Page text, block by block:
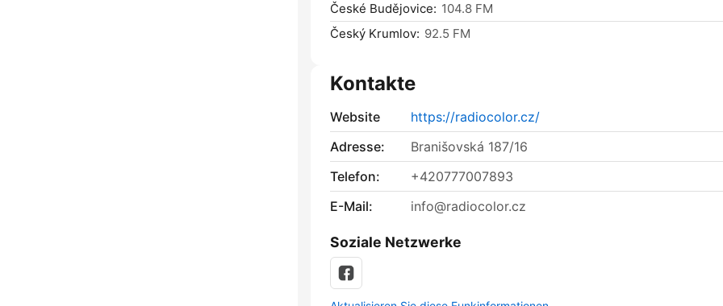
České Budějovice: 104.8 FM
Český Krumlov: 92.5 FM
Kontakte
Website
https://radiocolor.cz/
Adresse:
Branišovská 187/16
Telefon:
+420777007893
E-Mail:
info@radiocolor.cz
Soziale Netzwerke